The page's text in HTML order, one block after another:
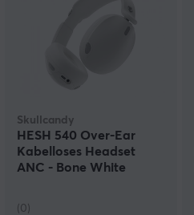
Skullcandy
HESH 540 Over-Ear
Kabelloses Headset
ANC - Bone White
(0)